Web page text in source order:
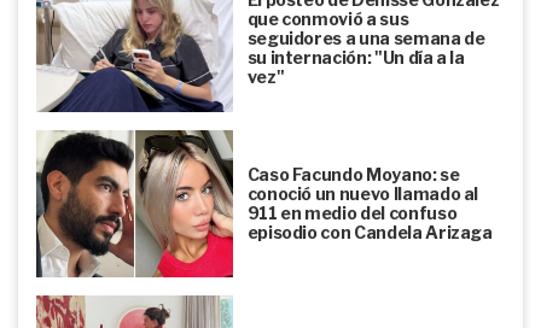
que conmovió a sus
seguidores a una semana de
su internación: "Un día a la
vez"
Caso Facundo Moyano: se
conoció un nuevo llamado al
911 en medio del confuso
episodio con Candela Arizaga